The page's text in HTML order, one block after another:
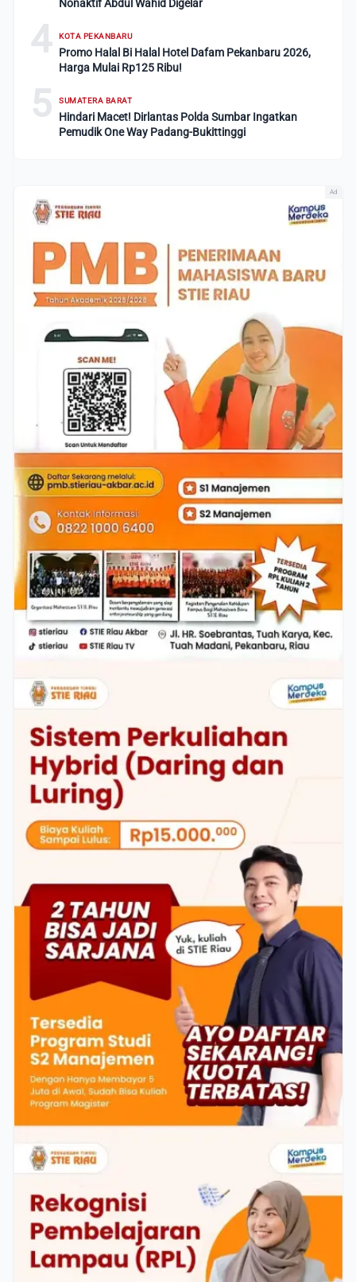
Nonaktif Abdul Wahid Digelar
4 KOTA PEKANBARU
Promo Halal Bi Halal Hotel Dafam Pekanbaru 2026,
Harga Mulai Rp125 Ribu!
5 SUMATERA BARAT
Hindari Macet! Dirlantas Polda Sumbar Ingatkan
Pemudik One Way Padang-Bukittinggi
Ad